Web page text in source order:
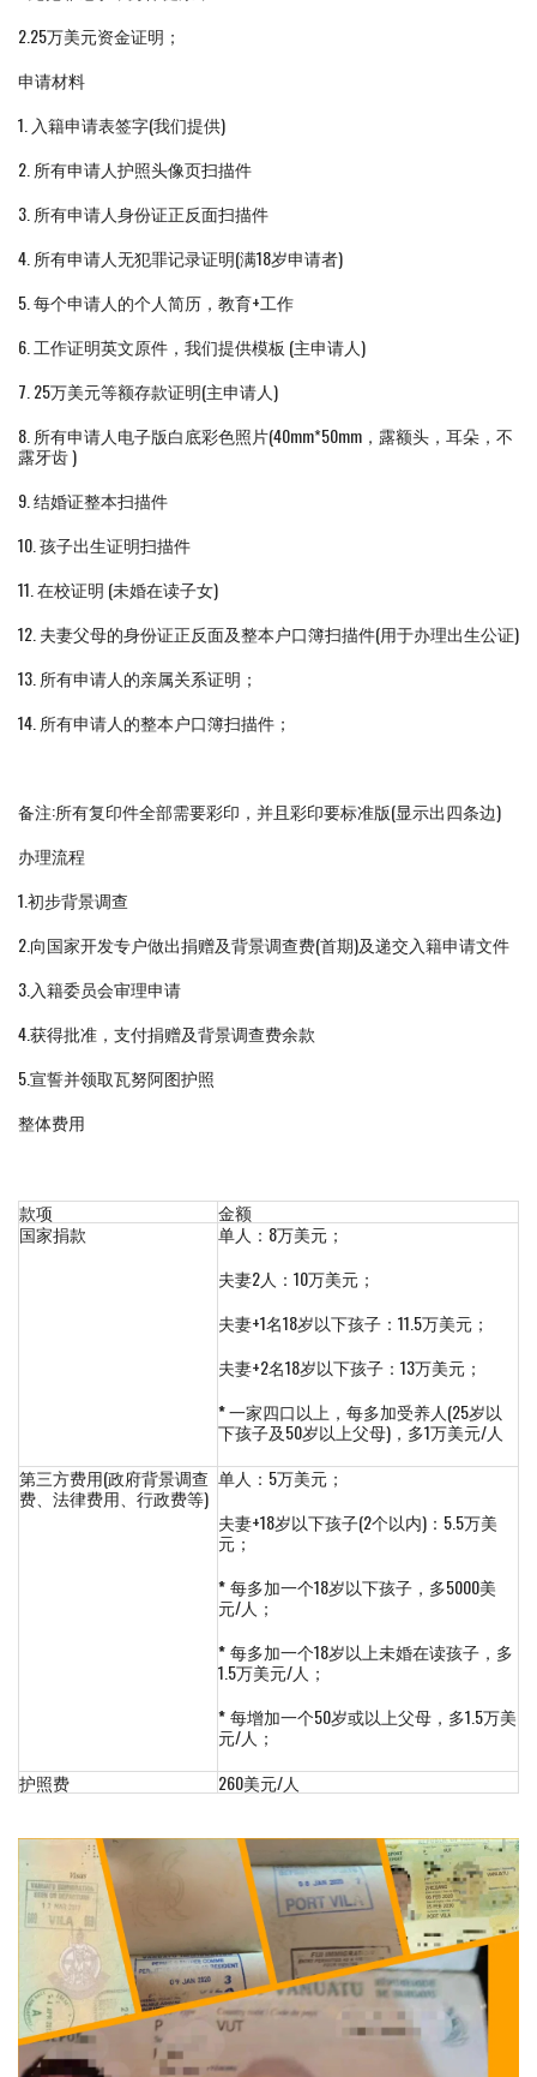
2.25万美元资金证明；
申请材料
1. 入籍申请表签字(我们提供)
2. 所有申请人护照头像页扫描件
3. 所有申请人身份证正反面扫描件
4. 所有申请人无犯罪记录证明(满18岁申请者)
5. 每个申请人的个人简历，教育+工作
6. 工作证明英文原件，我们提供模板 (主申请人)
7. 25万美元等额存款证明(主申请人)
8. 所有申请人电子版白底彩色照片(40mm*50mm，露额头，耳朵，不
露牙齿 )
9. 结婚证整本扫描件
10. 孩子出生证明扫描件
11. 在校证明 (未婚在读子女)
12. 夫妻父母的身份证正反面及整本户口簿扫描件(用于办理出生公证)
13. 所有申请人的亲属关系证明；
14. 所有申请人的整本户口簿扫描件；
备注:所有复印件全部需要彩印，并且彩印要标准版(显示出四条边)
办理流程
1.初步背景调查
2.向国家开发专户做出捐赠及背景调查费(首期)及递交入籍申请文件
3.入籍委员会审理申请
4.获得批准，支付捐赠及背景调查费余款
5.宣誓并领取瓦努阿图护照
整体费用
款项
金额
国家捐款
单人：8万美元；
夫妻2人：10万美元；
夫妻+1名18岁以下孩子：11.5万美元；
夫妻+2名18岁以下孩子：13万美元；
*一家四口以上，每多加受养人(25岁以
下孩子及50岁以上父母)，多1万美元/人
第三方费用(政府背景调查
费、法律费用、行政费等)
单人：5万美元；
夫妻+18岁以下孩子(2个以内)：5.5万美
元；
*每多加一个18岁以下孩子，多5000美
元/人；
*每多加一个18岁以上未婚在读孩子，多
1.5万美元/人；
*每增加一个50岁或以上父母，多1.5万美
元/人；
护照费
260美元/人